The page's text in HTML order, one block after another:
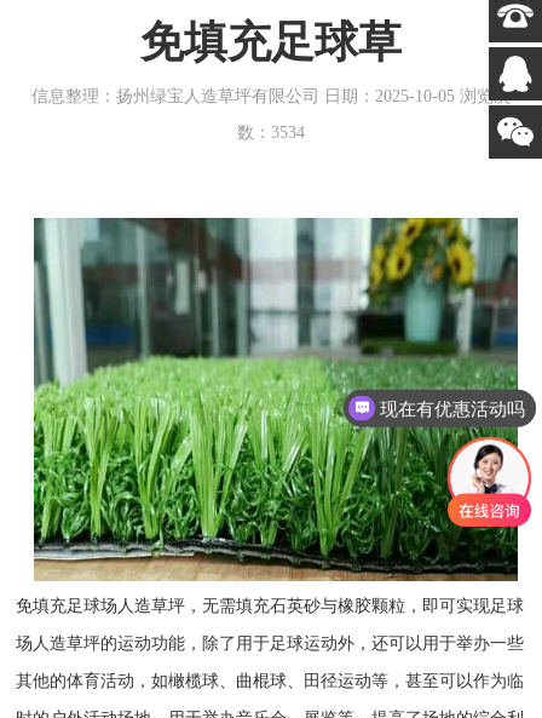
免填充足球草
信息整理：扬州绿宝人造草坪有限公司 日期：2025-10-05 浏览次
数：3534
免填充足球场人造草坪，无需填充石英砂与橡胶颗粒，即可实现足球
场人造草坪的运动功能，除了用于足球运动外，还可以用于举办一些
其他的体育活动，如橄榄球、曲棍球、田径运动等，甚至可以作为临
现在有优惠活动吗